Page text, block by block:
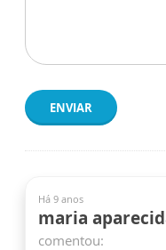
ENVIAR
Há 9 anos
maria
comentou: